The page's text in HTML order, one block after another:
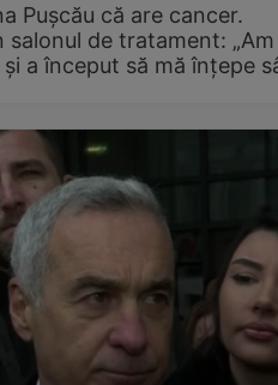
Pușcău că are cancer.
de tratament:
a început să mă înțepe